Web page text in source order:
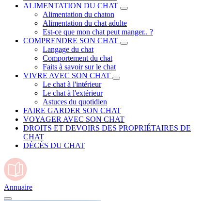
ALIMENTATION DU CHAT
Alimentation du chaton
Alimentation du chat adulte
Est-ce que mon chat peut manger.. ?
COMPRENDRE SON CHAT
Langage du chat
Comportement du chat
Faits à savoir sur le chat
VIVRE AVEC SON CHAT
Le chat à l'intérieur
Le chat à l'extérieur
Astuces du quotidien
FAIRE GARDER SON CHAT
VOYAGER AVEC SON CHAT
DROITS ET DEVOIRS DES PROPRIÉTAIRES DE
CHAT
DÉCÈS DU CHAT
Annuaire